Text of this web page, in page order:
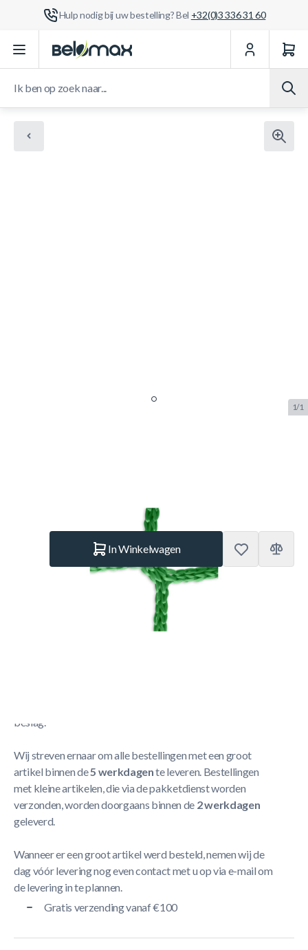
Hulp nodig bij uw bestelling? Bel +32(0)3 336 31 60
Ga naar de inhoud
1/1
In Winkelwagen
Meer Lezen
beslag.
Wij streven ernaar om alle bestellingen met een groot
artikel binnen de5 werkdagente leveren. Bestellingen
met kleine artikelen, die via de pakketdienst worden
verzonden, worden doorgaans binnen de 2 werkdagen
geleverd.
Wanneer er een groot artikel werd besteld, nemen wij de
dag vóór levering nog even contact met u op via e-mail om
de levering in te plannen.
Gratis verzending vanaf €100